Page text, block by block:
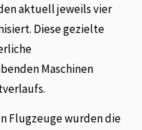
aktuell jeweils vier
Diese gezielte
Maschinen
Flugzeuge wurden die